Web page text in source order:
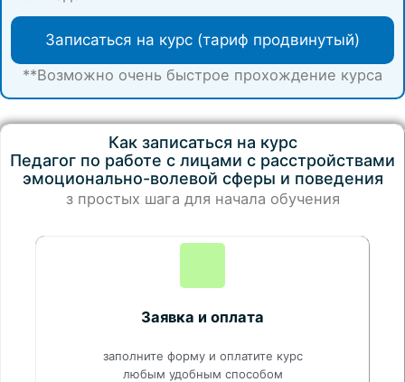
Записаться на курс (тариф продвинутый)
**Возможно очень быстрое прохождение курса
Как записаться на курс
Педагог по работе с лицами с расстройствами
эмоционально-волевой сферы и поведения
з простых шага для начала обучения
Заявка и оплата
заполните форму и оплатите курс
любым удобным способом